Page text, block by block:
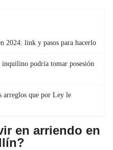
2024: link y pasos para hacerlo
inquilino podría tomar posesión
arreglos que por Ley le
en arriendo en